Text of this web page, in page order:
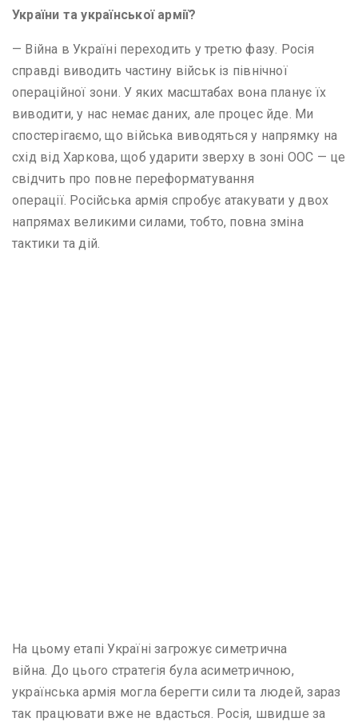
України та української армії?
— Війна в Україні переходить у третю фазу. Росія
справді виводить частину військ із північної
операційної зони. У яких масштабах вона планує їх
виводити, у нас немає даних, але процес йде. Ми
спостерігаємо, що війська виводяться у напрямку на
схід від Харкова, щоб ударити зверху в зоні ООС — це
свідчить про повне переформатування
операції. Російська армія спробує атакувати у двох
напрямах великими силами, тобто, повна зміна
тактики та дій.
На цьому етапі Україні загрожує симетрична
війна. До цього стратегія була асиметричною,
українська армія могла берегти сили та людей, зараз
так працювати вже не вдасться. Росія, швидше за